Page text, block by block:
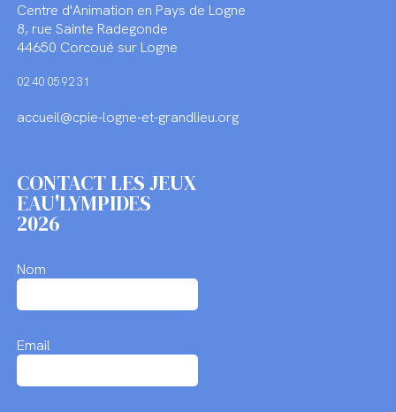
Centre d'Animation en Pays de Logne
8, rue Sainte Radegonde
44650 Corcoué sur Logne
02 40 05 92 31
accueil@cpie-logne-et-grandlieu.org
CONTACT LES JEUX
EAU'LYMPIDES
2026
Nom
Email